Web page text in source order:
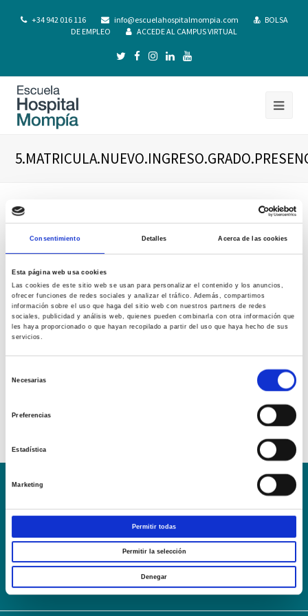
Consentimiento Detalles Acerca de las cookies
Esta página web usa cookies
Las cookies de este sitio web se usan para personalizar el contenido y los anuncios,
ofrecer funciones de redes sociales y analizar el tráfico. Además, compartimos
información sobre el uso que haga del sitio web con nuestros partners de redes
sociales, publicidad y análisis web, quienes pueden combinarla con otra información que
les haya proporcionado o que hayan recopilado a partir del uso que haya hecho de sus
servicios.
Necesarias
Preferencias
Estadística
Marketing
Permitir todas
Permitir la selección
Denegar
+34 942 016 116 info@escuelahospitalmompia.com
BOLSA
DE EMPLEO
ACCEDE AL CAMPUS VIRTUAL
AVISO LEGAL – TÉRMINOS Y CONDICIONES DE SERVICIOS
ONLINE
Política de cookies
Contacto
Webmail User Login